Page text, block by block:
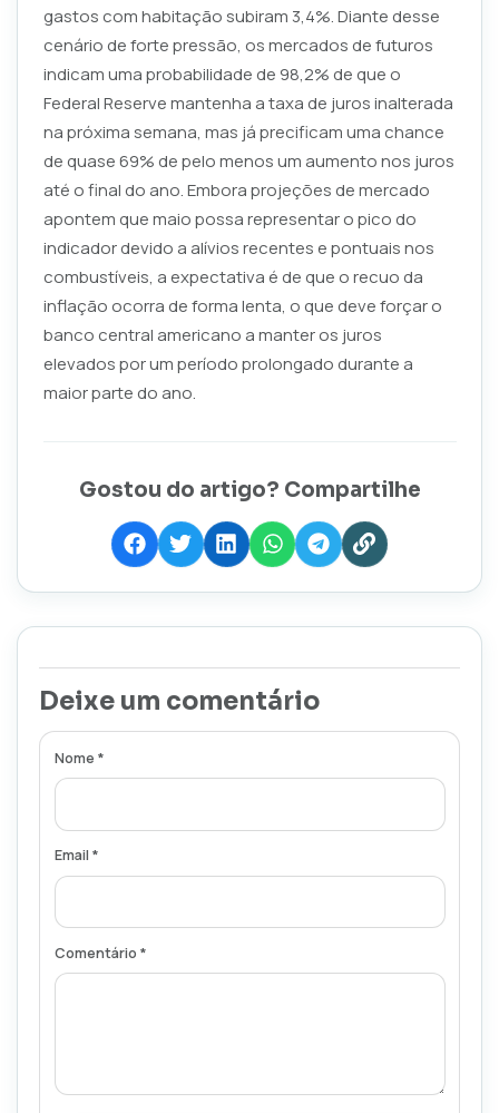
gastos com habitação subiram 3,4%. Diante desse
cenário de forte pressão, os mercados de futuros
indicam uma probabilidade de 98,2% de que o
Federal Reserve mantenha a taxa de juros inalterada
na próxima semana, mas já precificam uma chance
de quase 69% de pelo menos um aumento nos juros
até o final do ano. Embora projeções de mercado
apontem que maio possa representar o pico do
indicador devido a alívios recentes e pontuais nos
combustíveis, a expectativa é de que o recuo da
inflação ocorra de forma lenta, o que deve forçar o
banco central americano a manter os juros
elevados por um período prolongado durante a
maior parte do ano.
Gostou do artigo? Compartilhe
Deixe um comentário
Nome *
Email *
Comentário *